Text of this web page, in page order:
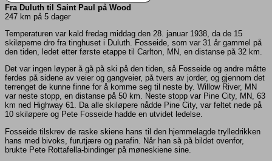
Fra Duluth til Saint Paul på Wood
247 km på 5 dager
Temperaturen var kald fredag middag den 28. januar 1938, da de 15
skiløperne dro fra tinghuset i Duluth. Fosseide, som var 31 år gammel på
den tiden, ledet etter første etappe til Carlton, MN, en distanse på 32 km.
Det var ingen løyper å gå på ski på den tiden, så Fosseide og andre måtte
ferdes på sidene av veier og gangveier, på tvers av jorder, og gjennom det
terrenget de kunne finne for å komme seg til neste by. Willow River, MN
var neste stopp, en distanse på 50 km. Neste stopp var Pine City, MN, 63
km ned Highway 61. Da alle skiløpere nådde Pine City, var feltet nede på
10 skiløpere og Pete Fosseide hadde en utvidet ledelse.
Fosseide tilskrev de raske skiene hans til den hjemmelagde trylledrikken
hans med bivoks, furutjære og parafin. Når han så på bildet ovenfor,
brukte Pete Rottafella-bindinger på møneskiene sine.